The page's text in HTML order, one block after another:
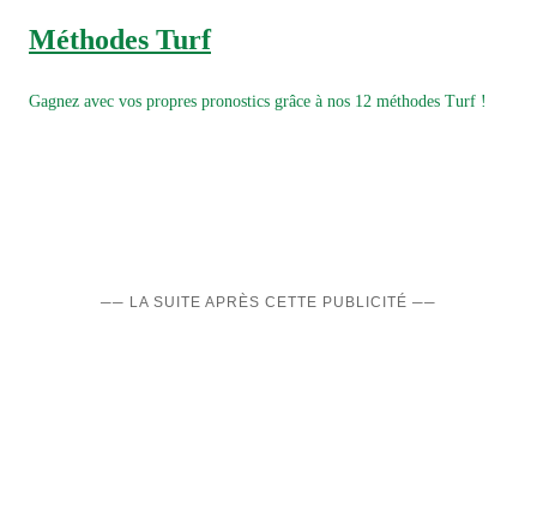
Méthodes Turf
Gagnez avec vos propres pronostics grâce à nos 12 méthodes Turf !
── LA SUITE APRÈS CETTE PUBLICITÉ ──